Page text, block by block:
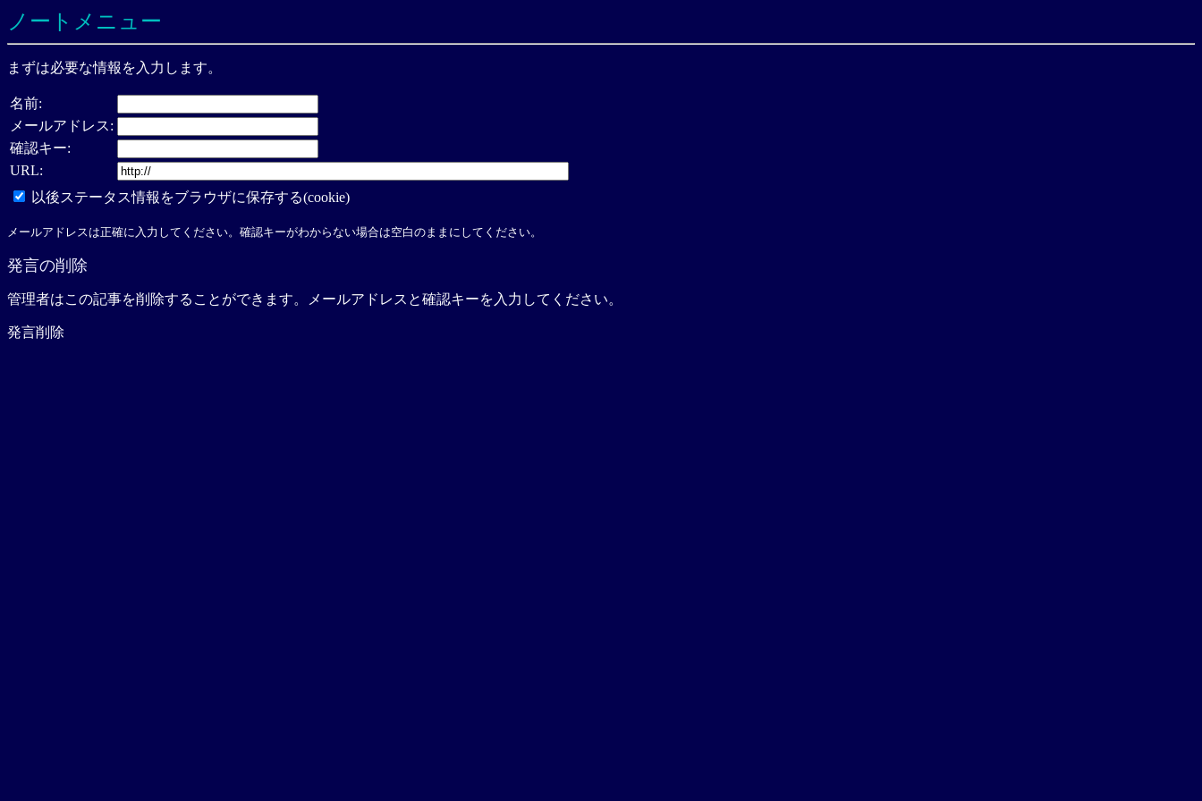
ノートメニュー
まずは必要な情報を入力します。
名前:
メールアドレス:
確認キー:
URL:
以後ステータス情報をブラウザに保存する(cookie)
メールアドレスは正確に入力してください。確認キーがわからない場合は空白のままにしてください。
発言の削除
管理者はこの記事を削除することができます。メールアドレスと確認キーを入力してください。
発言削除